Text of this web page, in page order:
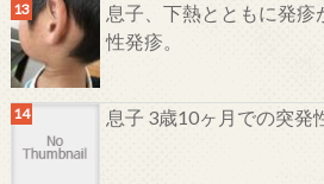
息子、下熱とともに発
性発疹。
息子 3歳10ヶ月での突発